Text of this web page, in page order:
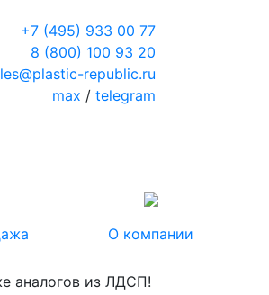
+7 (495) 933 00 77
8 (800) 100 93 20
republic.ru
max / telegram
О компании
аналогов из ЛДСП!